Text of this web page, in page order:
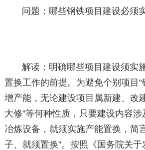
问题：哪些钢铁项目建设必须
解读：明确哪些项目建设须实
置换工作的前提。为避免个别项目“
增产能，无论建设项目属新建、改
大修”等何种性质，只要建设内容
冶炼设备，就须实施产能置换，简
子、就须置换”。按照《国务院关